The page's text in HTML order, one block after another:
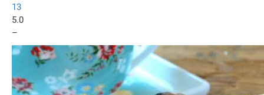
13
5.0
–